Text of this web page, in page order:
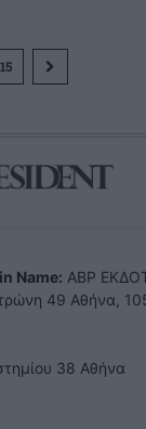
15
Name: ΑBP
49 Αθήνα,
38 Αθήνα